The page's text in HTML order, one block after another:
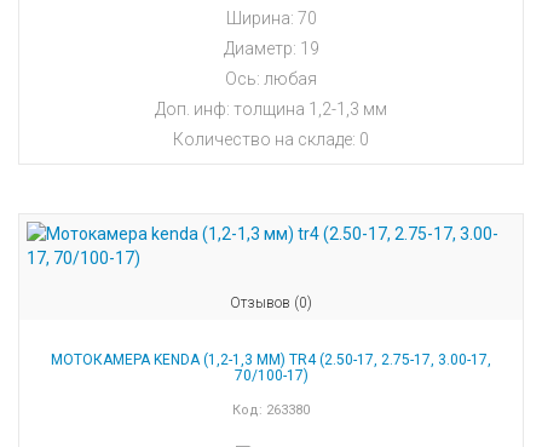
Ширина: 70
Диаметр: 19
Ось: любая
Доп. инф: толщина 1,2-1,3 мм
Количество на складе: 0
Отзывов (0)
МОТОКАМЕРА KENDA (1,2-1,3 ММ) TR4 (2.50-17, 2.75-17, 3.00-17,
70/100-17)
Код: 263380